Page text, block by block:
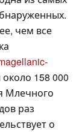
чем все
158 000
Млечного
раз
о